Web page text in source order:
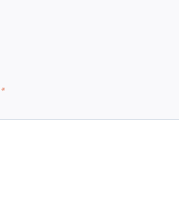
*